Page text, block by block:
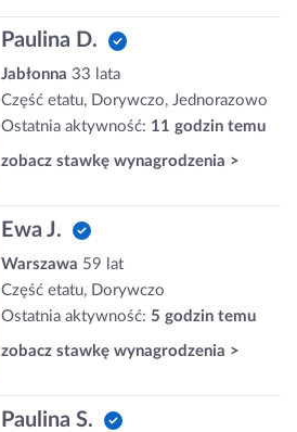
Paulina D.
Jabłonna 33 lata
Część etatu, Dorywczo, Jednorazowo
Ostatnia aktywność: 11 godzin temu
zobacz stawkę wynagrodzenia >
Ewa J.
Warszawa 59 lat
Część etatu, Dorywczo
Ostatnia aktywność: 5 godzin temu
zobacz stawkę wynagrodzenia >
Paulina S.